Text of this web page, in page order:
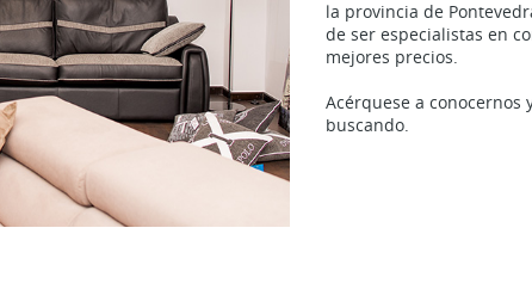
la provincia de
de ser especialistas en
mejores precios.
Acérquese a conocernos
buscando.